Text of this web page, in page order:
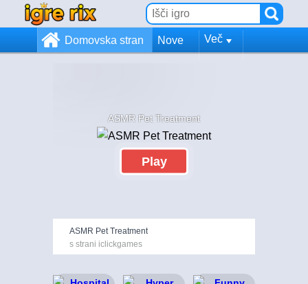
Domovska stran Nove Več
ASMR Pet Treatment
Play
ASMR Pet Treatment
s strani iclickgames